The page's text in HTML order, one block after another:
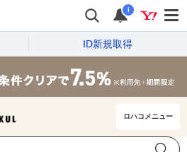
i
ID新規取得
ロハコメニュー